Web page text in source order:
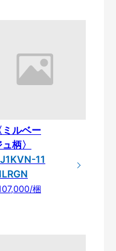
ミルベー
柄〉
11
梱